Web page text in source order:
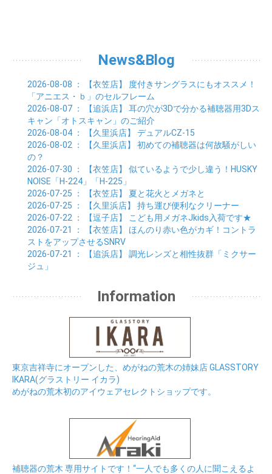
01月 (8)
02月 (6)
01月 (6)
03月 (7)
02月 (8)
01月 (8)
06月 (4)
News&Blog
2026-08-08 ： 【衣笠店】
度付きサングラスにもオススメ！
「アニエス・ｂ」のセルフレーム
2026-08-07 ： 【追浜店】 耳の穴が3Dで分かる補聴器用3Dス
キャン「オトスキャン」のご紹介
2026-08-04 ： 【久里浜店】 デュアルCZ-15
2026-08-02 ： 【久里浜店】 初めての補聴器は何故騒がしい
の？
2026-07-30 ： 【衣笠店】 似ているようで少し違う！HUSKY
NOISE「H-224」「H-225」
2026-07-25 ： 【衣笠店】 夏と花火とメガネと
2026-07-25 ： 【久里浜店】 持ち運び便利なクリーナー
2026-07-22 ： 【逗子店】
こども用メガネJkids入荷です★
2026-07-21
： 【衣笠店】 ほんのり赤い色がカギ！コントラ
ストをアップさせるSNRV
2026-07-21
： 【追浜店】 調光レンズと相性抜群「ミクサー
ジュ」
Information
東京吉祥寺にオープンした、めがねの荒木の姉妹店 GLASSTORY
IKARA(グラストリー イカラ)
めがねの荒木初のアイウェアセレクトショップです。
補聴器の荒木 専用サイトです！“一人でも多くの人に聞こえるよ